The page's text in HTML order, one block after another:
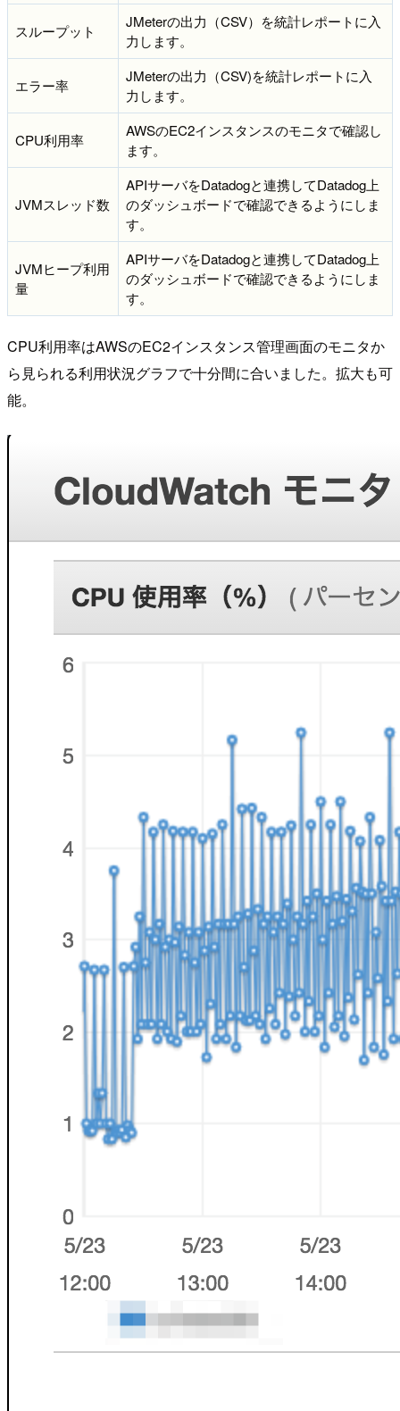
スループット
JMeterの出力（CSV）を統計レポートに入
力します。
エラー率
JMeterの出力（CSV)を統計レポートに入
力します。
CPU利用率
AWSのEC2インスタンスのモニタで確認し
ます。
JVMスレッド数
APIサーバをDatadogと連携してDatadog上
のダッシュボードで確認できるようにしま
す。
JVMヒープ利用
量
APIサーバをDatadogと連携してDatadog上
のダッシュボードで確認できるようにしま
す。
CPU利用率はAWSのEC2インスタンス管理画面のモニタか
ら見られる利用状況グラフで十分間に合いました。拡大も可
能。